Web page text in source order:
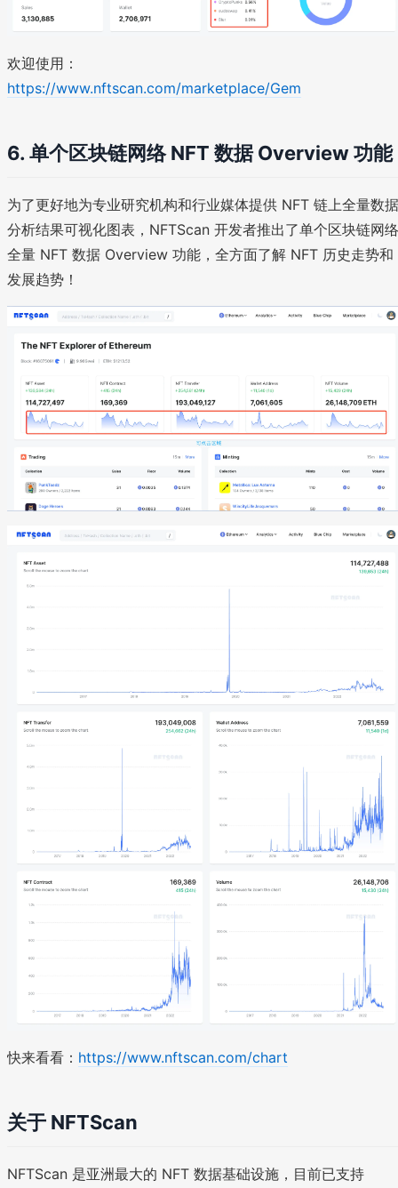
欢迎使用：
https://www.nftscan.com/marketplace/Gem
6. 单个区块链网络 NFT 数据 Overview 功能
为了更好地为专业研究机构和行业媒体提供 NFT 链上全量数据
分析结果可视化图表，NFTScan 开发者推出了单个区块链网络
全量 NFT 数据 Overview 功能，全方面了解 NFT 历史走势和
发展趋势！
快来看看： https://www.nftscan.com/chart
关于 NFTScan
NFTScan 是亚洲最大的 NFT 数据基础设施，目前已支持